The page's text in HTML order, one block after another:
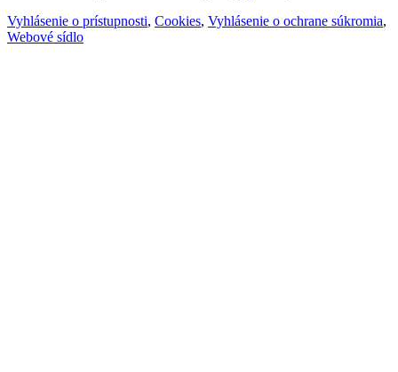
Vyhlásenie o prístupnosti, Cookies, Vyhlásenie o ochrane súkromia,
Webové sídlo